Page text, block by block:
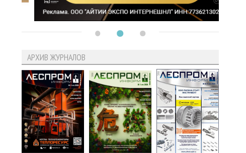
АРХИВ ЖУРНАЛОВ